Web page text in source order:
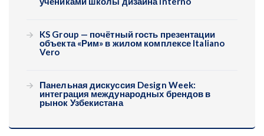
KS Group — почётный гость презентации
объекта «Рим» в жилом комплексе Italiano
Vero
Панельная дискуссия Design Week:
интеграция международных брендов в
рынок Узбекистана